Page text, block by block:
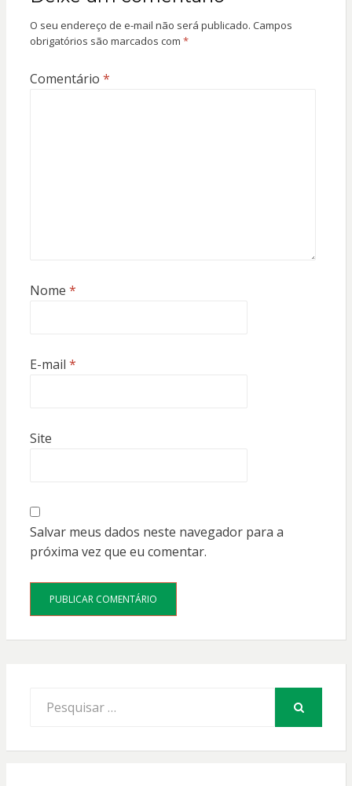
O seu endereço de e-mail não será publicado. Campos
obrigatórios são marcados com *
Comentário *
Nome *
E-mail *
Site
Salvar meus dados neste navegador para a
próxima vez que eu comentar.
por: